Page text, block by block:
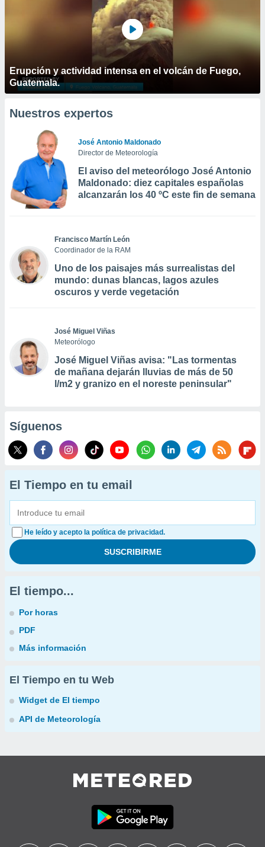
Erupción y actividad intensa en el volcán de Fuego,
Guatemala.
Nuestros expertos
José Antonio Maldonado
Director de Meteorología
El aviso del meteorólogo José Antonio
Maldonado: diez capitales españolas
alcanzarán los 40 ºC este fin de semana
Francisco Martín León
Coordinador de la RAM
Uno de los paisajes más surrealistas del
mundo: dunas blancas, lagos azules
oscuros y verde vegetación
José Miguel Viñas
Meteorólogo
José Miguel Viñas avisa: "Las tormentas
de mañana dejarán lluvias de más de 50
l/m2 y granizo en el noreste peninsular"
Síguenos
El Tiempo en tu email
He leído y acepto la política de privacidad.
El tiempo...
Por horas
PDF
Más información
El Tiempo en tu Web
Widget de El tiempo
API de Meteorología